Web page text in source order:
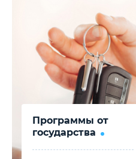
Программы от
государства